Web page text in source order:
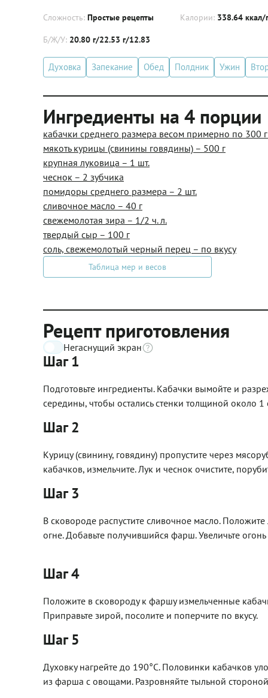
Сложность: Простые рецепты Калории: 338.64 ккал/
Б/Ж/У: 20.80 г/22.53 г/12.83
Духовка Запекание Обед Полдник Ужин
Ингредиенты на 4 порции
кабачки среднего размера весом примерно по 300
мякоть курицы (свинины говядины) – 500 г
крупная луковица – 1 шт.
чеснок – 2 зубчика
помидоры среднего размера – 2 шт.
сливочное масло – 40 г
свежемолотая зира – 1/2 ч. л.
твердый сыр – 100 г
соль, свежемолотый черный перец – по вкусу
Таблица мер и весов
Рецепт приготовления
Негаснущий экран
Шаг 1
Подготовьте ингредиенты. Кабачки вымойте и
середины, чтобы остались стенки толщиной около 1
Шаг 2
Курицу (свинину, говядину) пропустите через
кабачков, измельчите. Лук и чеснок очистите,
Шаг 3
В сковороде распустите сливочное масло.
огне. Добавьте получившийся фарш. Увеличьте
Шаг 4
Положите в сковороду к фаршу измельченные
Приправьте зирой, посолите и поперчите по вкусу.
Шаг 5
Духовку нагрейте до 190°C. Половинки кабачков
из фарша с овощами. Разровняйте тыльной